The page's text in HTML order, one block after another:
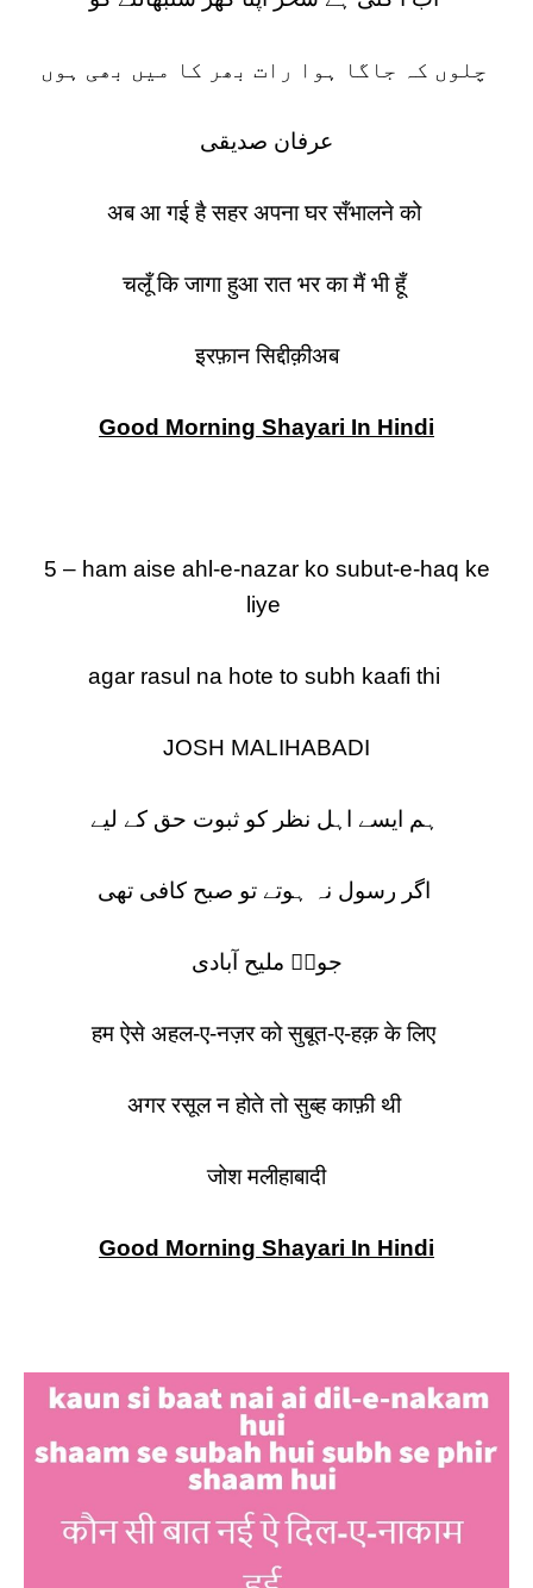
عرفان صدیقی
अब आ गई है सहर अपना घर सँभालने को
चलूँ कि जागा हुआ रात भर का मैं भी हूँ
इरफ़ान सिद्दीक़ीअब
Good Morning Shayari In Hindi
5 – ham aise ahl-e-nazar ko subut-e-haq ke
liye
agar rasul na hote to subh kaafi thi
JOSH MALIHABADI
جوشؔ ملیح آبادی
हम ऐसे अहल-ए-नज़र को सुबूत-ए-हक़ के लिए
अगर रसूल न होते तो सुब्ह काफ़ी थी
जोश मलीहाबादी
Good Morning Shayari In Hindi